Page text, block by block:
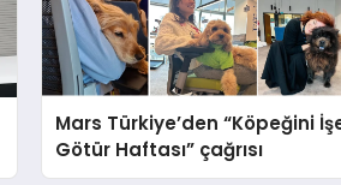
Mars Türkiye’den “Köpeğini
Götür Haftası” çağrısı